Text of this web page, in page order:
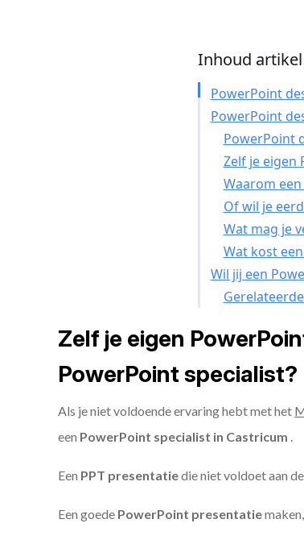
Inhoud
PowerPoint
PowerPoint
PowerPoint
Zelf je eigen
Waarom
Of wil je
Wat mag je
Wat kost
Wil jij een
Zelf je eigen
PowerPoint specialist?
Als je niet voldoende ervaring hebt met het
een PowerPoint specialist in Castricum .
Een PPT presentatiedie niet voldoet aan
Een goede PowerPoint presentatie